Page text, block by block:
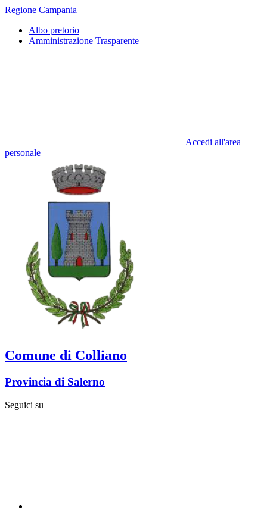
Regione Campania
Albo pretorio
Amministrazione Trasparente
Accedi all'area
personale
Comune di Colliano
Provincia di Salerno
Seguici su